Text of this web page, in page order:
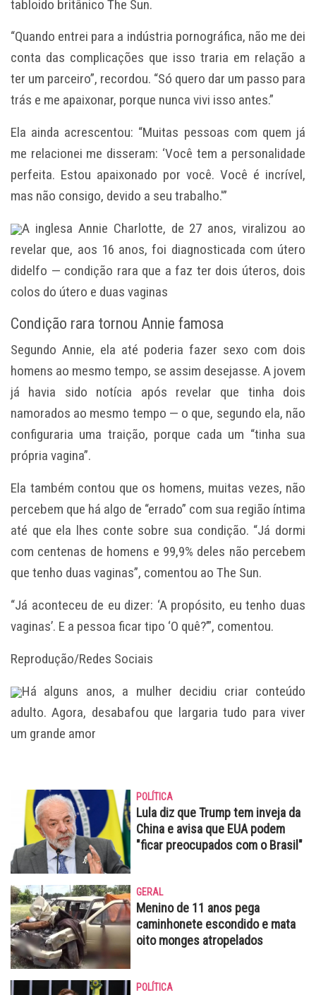
tabloido britânico The Sun.
“Quando entrei para a indústria pornográfica, não me dei
conta das complicações que isso traria em relação a
ter um parceiro”, recordou. “Só quero dar um passo para
trás e me apaixonar, porque nunca vivi isso antes.”
Ela ainda acrescentou: “Muitas pessoas com quem já
me relacionei me disseram: ‘Você tem a personalidade
perfeita. Estou apaixonado por você. Você é incrível,
mas não consigo, devido a seu trabalho.'”
A inglesa Annie Charlotte, de 27 anos, viralizou ao
revelar que, aos 16 anos, foi diagnosticada com útero
didelfo — condição rara que a faz ter dois úteros, dois
colos do útero e duas vaginas
Condição rara tornou Annie famosa
Segundo Annie, ela até poderia fazer sexo com dois
homens ao mesmo tempo, se assim desejasse. A jovem
já havia sido notícia após revelar que tinha dois
namorados ao mesmo tempo — o que, segundo ela, não
configuraria uma traição, porque cada um “tinha sua
própria vagina”.
Ela também contou que os homens, muitas vezes, não
percebem que há algo de “errado” com sua região íntima
até que ela lhes conte sobre sua condição. “Já dormi
com centenas de homens e 99,9% deles não percebem
que tenho duas vaginas”, comentou ao The Sun.
“Já aconteceu de eu dizer: ‘A propósito, eu tenho duas
vaginas’. E a pessoa ficar tipo ‘O quê?’”, comentou.
Reprodução/Redes Sociais
Há alguns anos, a mulher decidiu criar conteúdo
adulto. Agora, desabafou que largaria tudo para viver
um grande amor
POLÍTICA
Lula diz que Trump tem inveja da
China e avisa que EUA podem
"ficar preocupados com o Brasil"
GERAL
Menino de 11 anos pega
caminhonete escondido e mata
oito monges atropelados
POLÍTICA